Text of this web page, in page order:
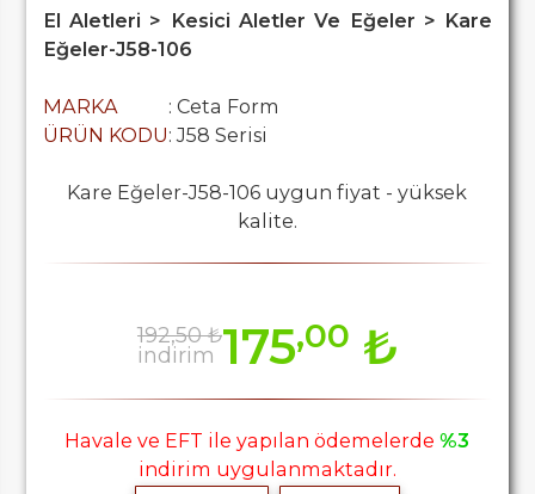
El Aletleri > Kesici Aletler Ve Eğeler > Kare
Eğeler-J58-106
MARKA
: Ceta Form
ÜRÜN KODU: J58 Serisi
Kare Eğeler-J58-106 uygun fiyat - yüksek
kalite.
192,50 ₺
indirim 175,00 ₺
Havale ve EFT ile yapılan ödemelerde%3
indirim uygulanmaktadır.